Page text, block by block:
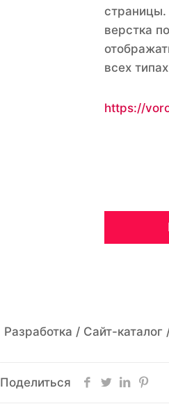
страницы.
верстка
всех
https://
Разработка / Сайт-каталог
Поделиться